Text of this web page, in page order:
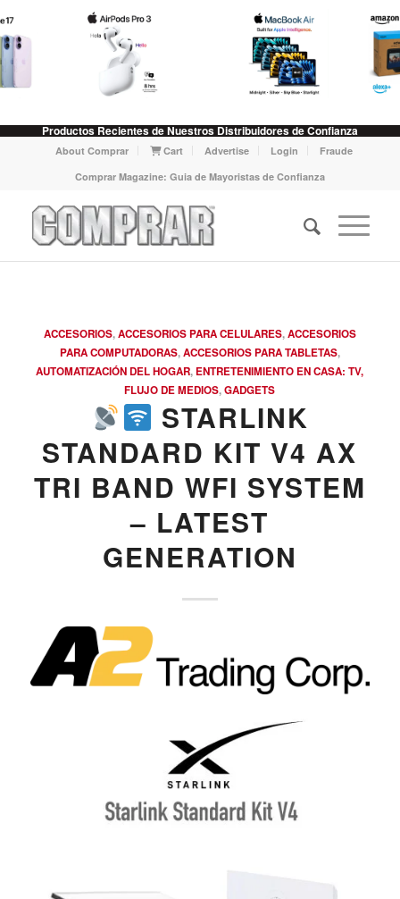
Productos Recientes de Nuestros Distribuidores de Confianza
About Comprar Cart Advertise Login
Fraude
Comprar Magazine: Guia de Mayoristas de Confianza
ACCESORIOS,ACCESORIOS PARA CELULARES,ACCESORIOS
PARA COMPUTADORAS,ACCESORIOS PARA TABLETAS,
AUTOMATIZACIÓN DEL HOGAR, ENTRETENIMIENTO EN CASA: TV,
FLUJO DE MEDIOS,GADGETS
STARLINK
STANDARD KIT V4 AX
TRI BAND WFI SYSTEM
– LATEST
GENERATION